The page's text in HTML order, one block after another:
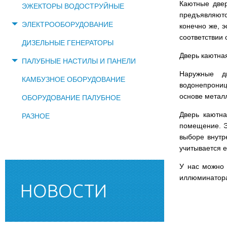
ЭЖЕКТОРЫ ВОДОСТРУЙНЫЕ
ЭЛЕКТРООБОРУДОВАНИЕ
ДИЗЕЛЬНЫЕ ГЕНЕРАТОРЫ
ПАЛУБНЫЕ НАСТИЛЫ И ПАНЕЛИ
КАМБУЗНОЕ ОБОРУДОВАНИЕ
ОБОРУДОВАНИЕ ПАЛУБНОЕ
РАЗНОЕ
НОВОСТИ
Каютные
конечно же,
Дверь
Наружные
основе
Дверь
помещение.
выборе
учитывается
У нас можно